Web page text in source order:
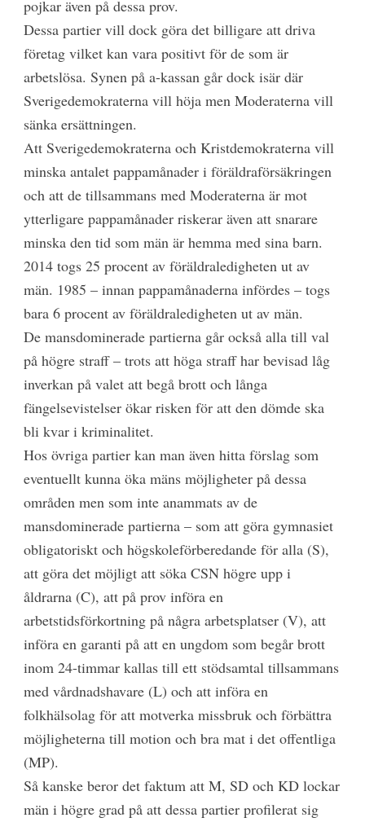
pojkar även på dessa prov.
Dessa partier vill dock göra det billigare att driva
företag vilket kan vara positivt för de som är
arbetslösa. Synen på a-kassan går dock isär där
Sverigedemokraterna vill höja men Moderaterna vill
sänka ersättningen.
Att Sverigedemokraterna och Kristdemokraterna vill
minska antalet pappamånader i föräldraförsäkringen
och att de tillsammans med Moderaterna är mot
ytterligare pappamånader riskerar även att snarare
minska den tid som män är hemma med sina barn.
2014 togs 25 procent av föräldraledigheten ut av
män. 1985 – innan pappamånaderna infördes – togs
bara 6 procent av föräldraledigheten ut av män.
De mansdominerade partierna går också alla till val
på högre straff – trots att höga straff har bevisad låg
inverkan på valet att begå brott och långa
fängelsevistelser ökar risken för att den dömde ska
bli kvar i kriminalitet.
Hos övriga partier kan man även hitta förslag som
eventuellt kunna öka mäns möjligheter på dessa
områden men som inte anammats av de
mansdominerade partierna – som att göra gymnasiet
obligatoriskt och högskoleförberedande för alla (S),
att göra det möjligt att söka CSN högre upp i
åldrarna (C), att på prov införa en
arbetstidsförkortning på några arbetsplatser (V), att
införa en garanti på att en ungdom som begår brott
inom 24-timmar kallas till ett stödsamtal tillsammans
med vårdnadshavare (L) och att införa en
folkhälsolag för att motverka missbruk och förbättra
möjligheterna till motion och bra mat i det offentliga
(MP).
Så kanske beror det faktum att M, SD och KD lockar
män i högre grad på att dessa partier profilerat sig